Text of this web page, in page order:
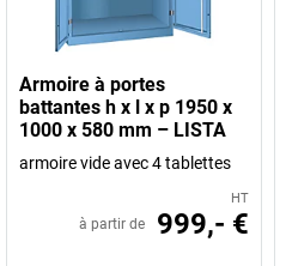
Armoire à portes
battantes h x l x p 1950 x
1000 x 580 mm – LISTA
armoire vide avec 4 tablettes
HT
à partir de 999,- €